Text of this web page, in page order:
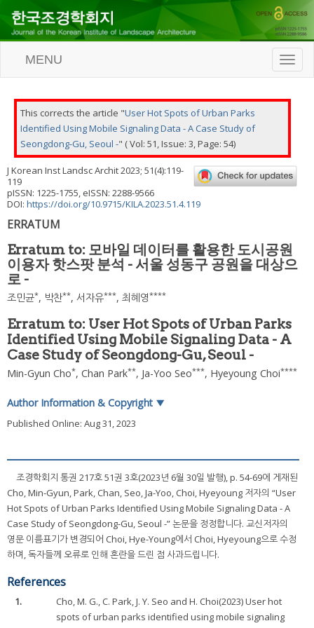
T
o
g
v
i
g
n
MENU
This corrects the article "User Hot Spots of Urban Parks
Identified Using Mobile Signaling Data - A Case Study of
Seongdong-Gu, Seoul -" ( Vol: 51, Issue: 3, Page: 54)
J Korean Inst Landsc Archit2023; 51(4):119-
119
pISSN: 1225-1755, eISSN: 2288-9566
DOI: https://doi.org/10.9715/KILA.2023.51.4.119
ERRATUM
Erratum to: 모바일 데이터를 활용한 도시공원
이용자 핫스팟 분석 - 서울 성동구 공원을 대상으
로 -
조민균*, 박찬**, 서자유***, 최혜영****
Erratum to: User Hot Spots of Urban Parks
Identified Using Mobile Signaling Data - A
Case Study of Seongdong-Gu, Seoul -
Min-Gyun Cho*, Chan Park**, Ja-Yoo Seo***, Hyeyoung Choi****
Author Information & Copyright ▼
Published Online: Aug 31, 2023
조경학회지 통권 217호 51권 3호(2023년 6월 30일 발행), p. 54-69에 게재된
Cho, Min-Gyun, Park, Chan, Seo, Ja-Yoo, Choi, Hyeyoung 저자의 “User
Hot Spots of Urban Parks Identified Using Mobile Signaling Data - A
Case Study of Seongdong-Gu, Seoul -” 논문을 정정합니다. 교신저자의
영문 이름표기가 변경되어 Choi, Hye-Young에서 Choi, Hyeyoung으로 수정
하며, 독자들께 오류로 인해 혼란을 드린 점 사과드립니다.
References
1.
Cho, M. G., C. Park, J. Y. Seo and H. Choi(2023) User hot
spots of urban parks identified using mobile signaling